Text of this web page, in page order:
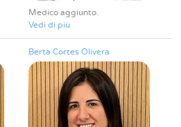
Medico aggiunto
Vedi di più
Berta Cortes Olivera